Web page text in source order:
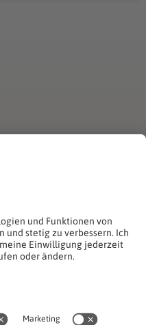
Absolventen
Absolventen